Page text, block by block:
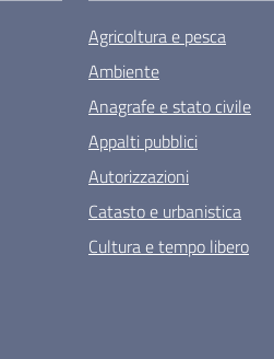
Agricoltura e pesca
Ambiente
Anagrafe e stato civile
Appalti pubblici
Autorizzazioni
Catasto e urbanistica
Cultura e tempo libero